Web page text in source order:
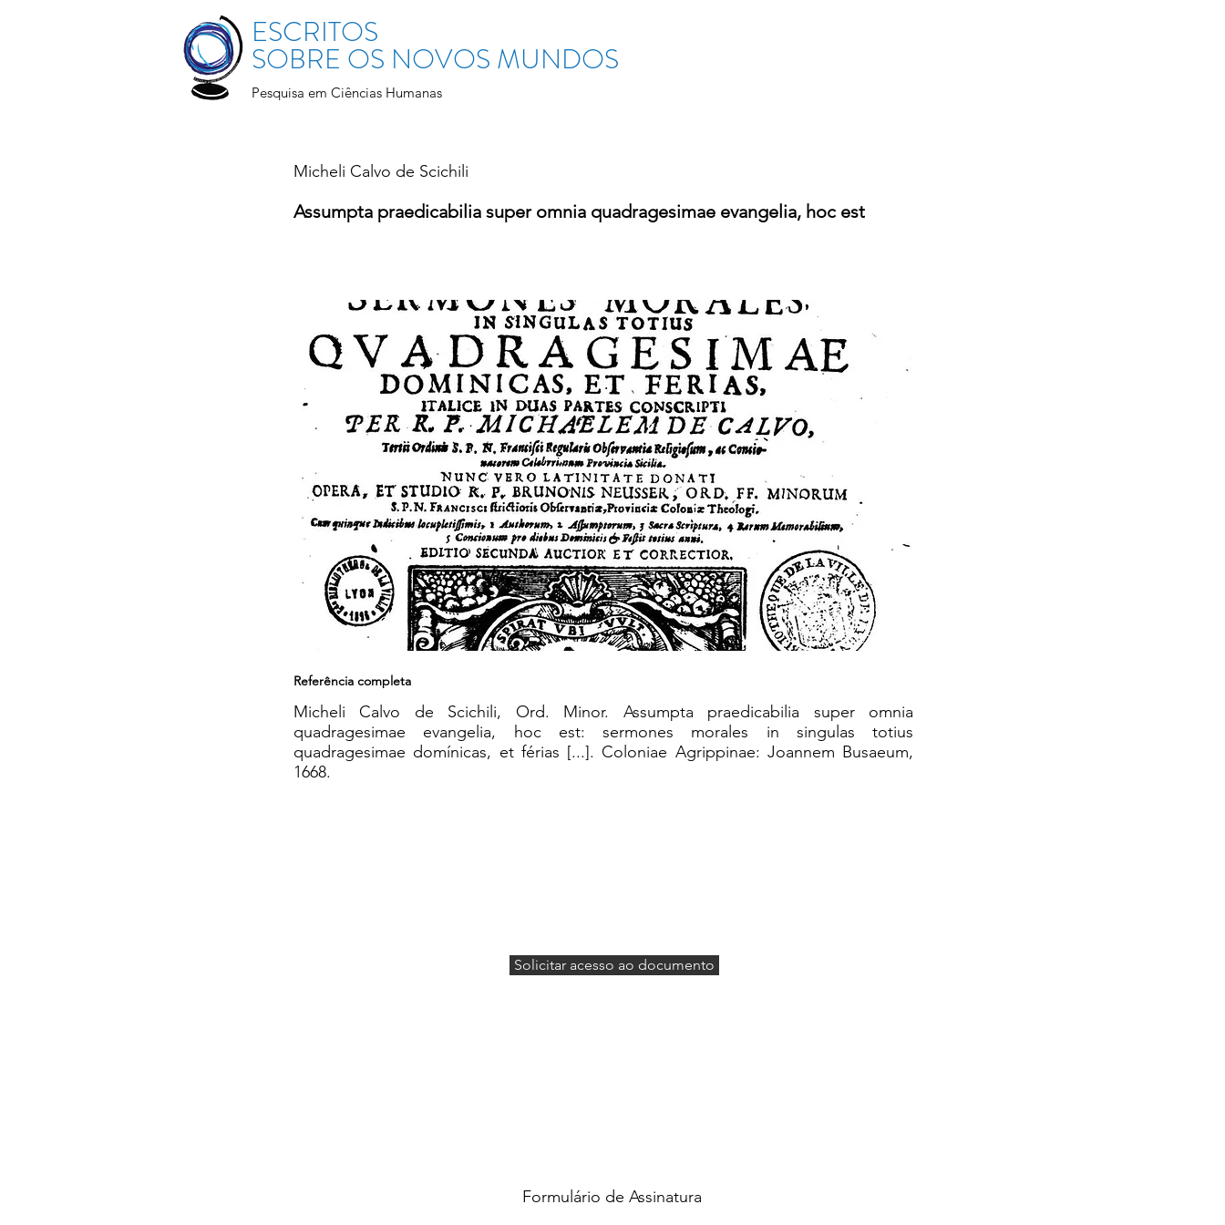
ESCRITOS
SOBRE OS NOVOS MUNDOS
Pesquisa em Ciências Humanas
Micheli Calvo de Scichili
Assumpta praedicabilia super omnia quadragesimae evangelia, hoc est
Referência completa
Micheli Calvo de Scichili, Ord. Minor. Assumpta praedicabilia super omnia
quadragesimae evangelia, hoc est: sermones morales in singulas totius
quadragesimae domínicas, et férias [...]. Coloniae Agrippinae: Joannem Busaeum,
1668.
Solicitar acesso ao documento
Formulário de Assinatura